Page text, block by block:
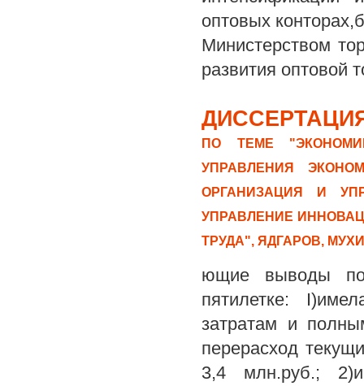
оптовых
Министерством
развития оптовой
ПО ТЕМЕ
УПРАВЛЕНИЯ
ОРГАНИЗАЦИЯ И
УПРАВЛЕНИЕ
ТРУДА", ЯДГАРОВ,
ющие выводы по
пятилетке:
затратам и
перерасход
3,4 млн.руб.;